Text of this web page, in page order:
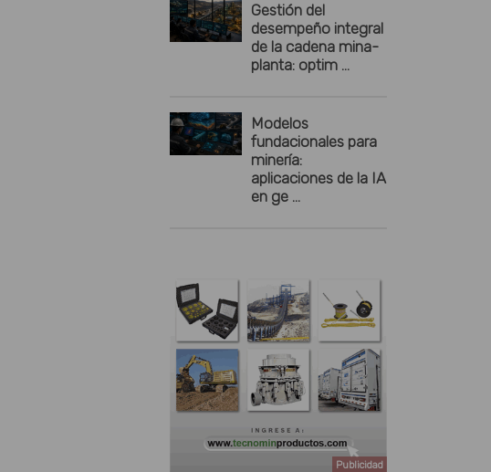
Gestión del
desempeño integral
de la cadena mina-
planta: optim ...
Modelos
fundacionales para
minería:
aplicaciones de la IA
en ge ...
Publicidad